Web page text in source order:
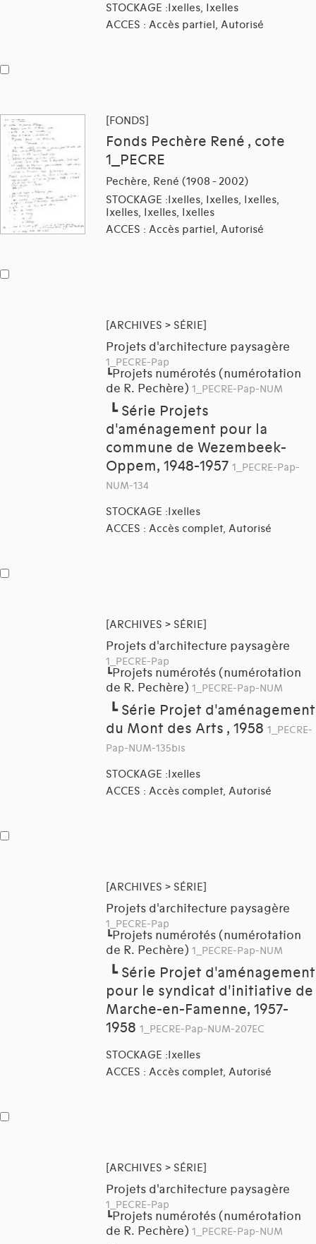
STOCKAGE :Ixelles, Ixelles
ACCES : Accès partiel, Autorisé
[FONDS]
Fonds Pechère René , cote
1_PECRE
Pechère, René (1908 - 2002)
STOCKAGE :Ixelles, Ixelles, Ixelles,
Ixelles, Ixelles, Ixelles
ACCES : Accès partiel, Autorisé
[ARCHIVES > SÉRIE]
Projets d'architecture paysagère
1_PECRE-Pap
┗Projets numérotés (numérotation
de R. Pechère) 1_PECRE-Pap-NUM
┗ Série Projets
d'aménagement pour la
commune de Wezembeek-
Oppem, 1948-1957 1_PECRE-Pap-
NUM-134
STOCKAGE :Ixelles
ACCES : Accès complet, Autorisé
[ARCHIVES > SÉRIE]
Projets d'architecture paysagère
1_PECRE-Pap
┗Projets numérotés (numérotation
de R. Pechère) 1_PECRE-Pap-NUM
┗ Série Projet d'aménagement
du Mont des Arts , 1958 1_PECRE-
Pap-NUM-135bis
STOCKAGE :Ixelles
ACCES : Accès complet, Autorisé
[ARCHIVES > SÉRIE]
Projets d'architecture paysagère
1_PECRE-Pap
┗Projets numérotés (numérotation
de R. Pechère) 1_PECRE-Pap-NUM
┗ Série Projet d'aménagement
pour le syndicat d'initiative de
Marche-en-Famenne, 1957-
1958 1_PECRE-Pap-NUM-207EC
STOCKAGE :Ixelles
ACCES : Accès complet, Autorisé
[ARCHIVES > SÉRIE]
Projets d'architecture paysagère
1_PECRE-Pap
┗Projets numérotés (numérotation
de R. Pechère) 1_PECRE-Pap-NUM